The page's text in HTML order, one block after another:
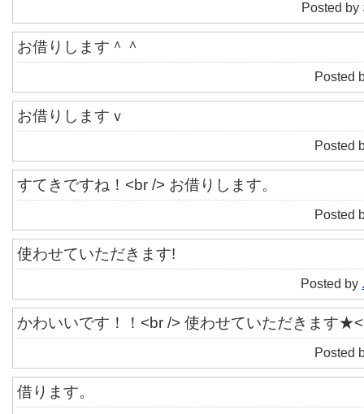
Posted by
お借りします＾＾
Posted
お借りしますｖ
Posted
すてきですね！<br /> お借りします。
Posted
使わせていただきます!
Posted by
かわいいです！！<br /> 使わせていただきます
Posted
借ります。